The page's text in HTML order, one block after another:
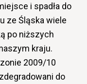
i spadła do
ze Śląska wiele
po niższych
kraju.
2009/10
do